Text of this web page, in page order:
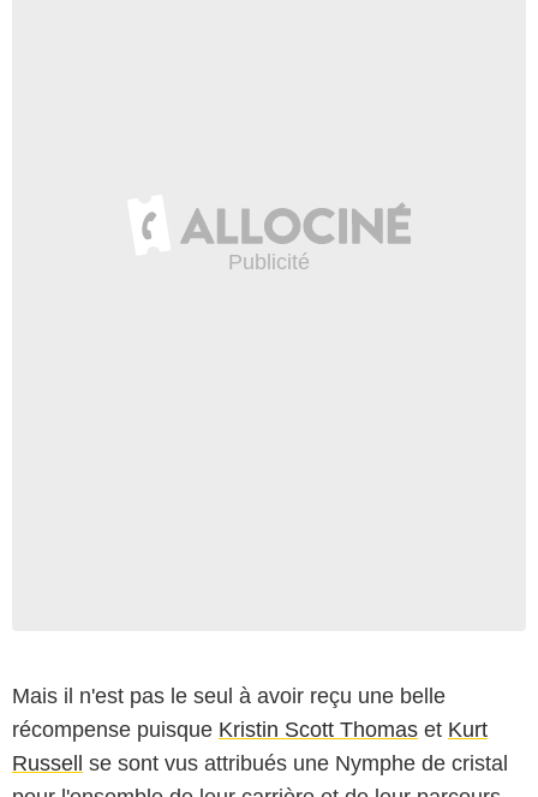
Mais il n'est pas le seul à avoir reçu une belle
récompense puisque Kristin Scott Thomas et Kurt
Russell se sont vus attribués une Nymphe de cristal